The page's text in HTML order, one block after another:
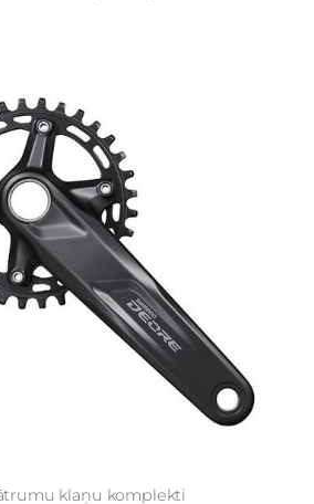
ātrumu klaņu komplekti